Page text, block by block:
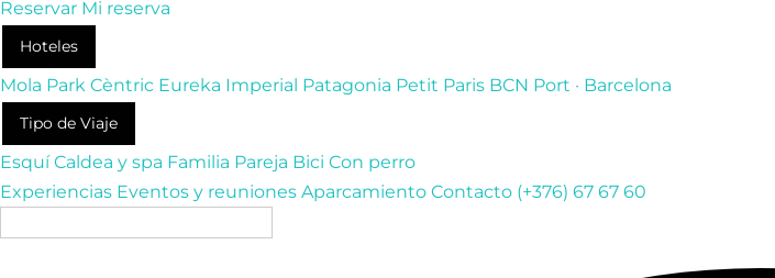
Reservar Mi reserva
Hoteles
Mola Park Cèntric Eureka Imperial Patagonia Petit Paris BCN Port · Barcelona
Tipo de Viaje
Esquí Caldea y spa Familia Pareja Bici Con perro
Experiencias Eventos y reuniones Aparcamiento Contacto (+376) 67 67 60